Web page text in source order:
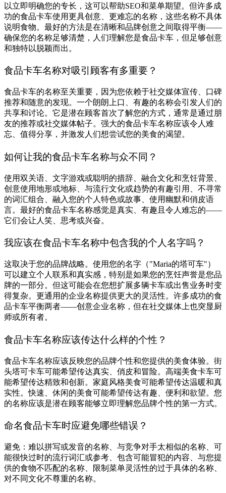
以立即明确您的专长，这可以帮助SEO和菜单期望。但许多成
功的食品卡车使用更具创意、更难忘的名称，这些名称不具体
说明食物。最好的方法是在清晰和品牌创意之间取得平衡——
确保您的名称足够清楚，人们理解您是食品卡车，但足够创意
和独特以脱颖而出。
食品卡车名称对吸引顾客有多重要？
食品卡车的名称至关重要，因为您依赖于社交媒体宣传、口碑
推荐和随意的发现。一个朗朗上口、有趣的名称会引发人们的
共享和讨论。它是潜在顾客首次了解您的方式，通常是通过朋
友的推荐或社交媒体帖子。强大的食品卡车名称应该令人难
忘、值得分享，并激发人们想尝试您的美食的渴望。
如何让我的食品卡车名称与众不同？
使用双关语、文字游戏或聪明的措辞、融合文化和烹饪背景、
创意使用地形或地标、与流行文化或趋势的有趣引用、不寻常
的词汇组合、融入您的个人特色或故事、使用幽默和俏皮语
言。最好的食品卡车名称感觉是真实、有趣且令人难忘的——
它们会让人笑、思考或兴奋。
我应该在食品卡车名称中包含我的个人名字吗？
这取决于您的品牌战略。使用您的名字（"Maria的塔可车"）
可以建立个人联系和真实感，特别是如果您的烹饪声誉是您品
牌的一部分。但这可能会在您想扩展多辆卡车或出售业务时变
得复杂。更通用的企业名称提供更大的灵活性。许多成功的食
品卡车平衡两者——创意企业名称，但在社交媒体上也突显厨
师或所有者。
食品卡车名称应该传达什么样的个性？
食品卡车名称应该反映您的品牌个性和您提供的美食体验。街
头塔可卡车可能希望传达真实、俏皮和冒险。高端美食卡车可
能希望传达精致和创新。家庭风格美食可能希望传达温暖和真
实性。快速、休闲的美食可能希望传达有趣、便利和欲望。您
的名称应该是潜在顾客能够立即理解您品牌个性的第一方式。
命名食品卡车时应避免哪些错误？
避免：难以拼写或发音的名称、与竞争对手太相似的名称、可
能很快过时的流行词汇或参考、包含可能冒犯的内容、与您提
供的食物不匹配的名称、限制菜单灵活性的过于具体的名称、
对不同文化不尊重的名称。